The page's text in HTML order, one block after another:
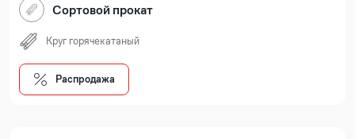
Сортовой прокат
Круг горячекатаный
Распродажа